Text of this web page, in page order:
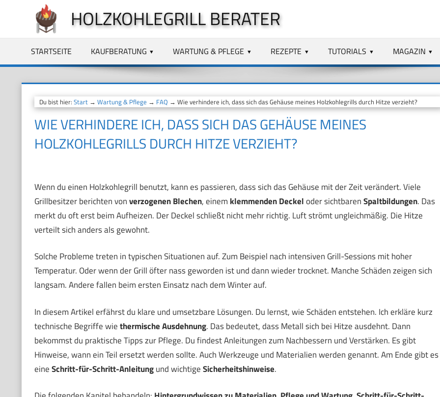
springen
HOLZKOHLEGRILL BERATER
STARTSEITE KAUFBERATUNG WARTUNG & PFLEGE REZEPTE TUTORIALS MAGAZIN
Du bist hier: Start→ Wartung & Pflege → FAQ → Wie verhindere ich, dass sich das Gehäuse meines Holzkohlegrills durch Hitze verzieht?
WIE VERHINDERE ICH, DASS SICH DAS GEHÄUSE MEINES
HOLZKOHLEGRILLS DURCH HITZE VERZIEHT?
Wenn du einen Holzkohlegrill benutzt, kann es passieren, dass sich das Gehäuse mit der Zeit verändert. Viele
Grillbesitzer berichten vonverzogenen Blechen, einem klemmenden Deckeloder sichtbarenSpaltbildungen. Das
merkt du oft erst beim Aufheizen. Der Deckel schließt nicht mehr richtig. Luft strömt ungleichmäßig. Die Hitze
verteilt sich anders als gewohnt.
Solche Probleme treten in typischen Situationen auf. Zum Beispiel nach intensiven Grill-Sessions mit hoher
Temperatur. Oder wenn der Grill öfter nass geworden ist und dann wieder trocknet. Manche Schäden zeigen sich
langsam. Andere fallen beim ersten Einsatz nach dem Winter auf.
In diesem Artikel erfährst du klare und umsetzbare Lösungen. Du lernst, wie Schäden entstehen. Ich erkläre kurz
technische Begriffe wiethermische Ausdehnung. Das bedeutet, dass Metall sich bei Hitze ausdehnt. Dann
bekommst du praktische Tipps zur Pflege. Du findest Anleitungen zum Nachbessern und Verstärken. Es gibt
Hinweise, wann ein Teil ersetzt werden sollte. Auch Werkzeuge und Materialien werden genannt. Am Ende gibt es
eineSchritt-für-Schritt-Anleitungund wichtigeSicherheitshinweise.